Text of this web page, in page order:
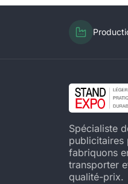
Spécialiste
publicitaires
fabriquons
transporter
qualité-prix.